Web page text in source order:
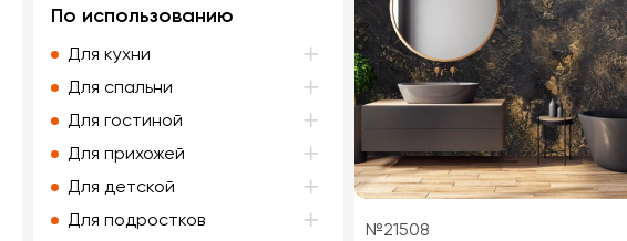
По использованию
Для кухни
Для спальни
Для гостиной
Для прихожей
Для детской
Для подростков
№21508